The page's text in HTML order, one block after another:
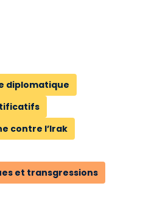
diplomatique
contre l’Irak
et transgressions